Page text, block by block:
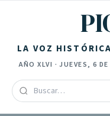
LA VOZ
AÑOXLVI ·JUEVES, 6